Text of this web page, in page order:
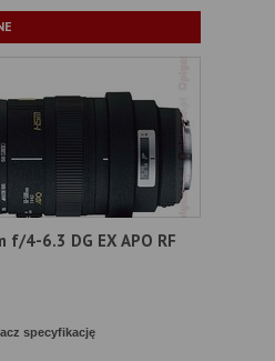
f/4-6.3 DG EX APO RF
specyfikację